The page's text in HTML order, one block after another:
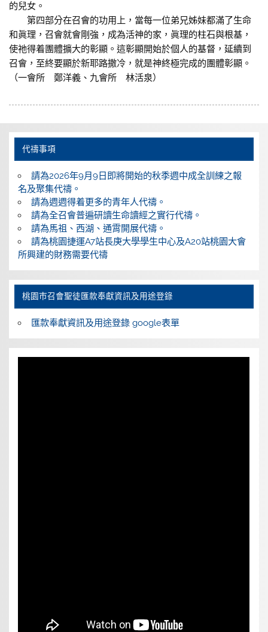
的兒女。
第四部分在召會的功用上，當每一位弟兄姊妹都滿了生命
和眞理，召會就會剛強，成為活神的家，眞理的柱石與根基，
使祂得着團體擴大的彰顯。這彰顯開始於個人的基督，延續到
召會，至終要顯於新耶路撒冷，就是神終極完成的團體彰顯。
（一會所 鄭洋義、九會所 林活泉）
代禱事項
請為2026年9月9日即將開始的秋季週中成全訓練之報
名及聚集代禱。
請為週週得着更多的青年人代禱。
請為全召會普遍研讀生命讀經之實行代禱。
請為馬祖、西湖、通霄開展代禱。
請為桃園捷運A7站長庚大學學生中心及A20站桃園大會
所興建的財務需要代禱
桃園巿召會聖徒匯款奉獻資訊及用途登錄
匯款奉獻資訊及用途登錄 google表單